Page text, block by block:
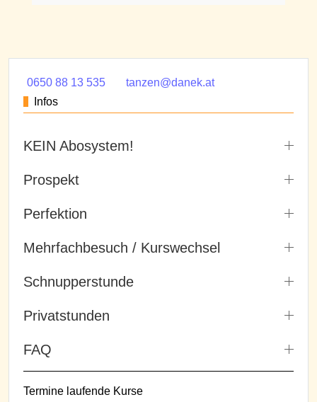
0650 88 13 535
tanzen@danek.at
Infos
KEIN Abosystem!
Prospekt
Perfektion
Mehrfachbesuch / Kurswechsel
Schnupperstunde
Privatstunden
FAQ
Termine laufende Kurse